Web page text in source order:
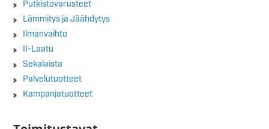
Putkistovarusteet
Lämmitys ja Jäähdytys
Ilmanvaihto
II-Laatu
Sekalaista
Palvelutuotteet
Kampanjatuotteet